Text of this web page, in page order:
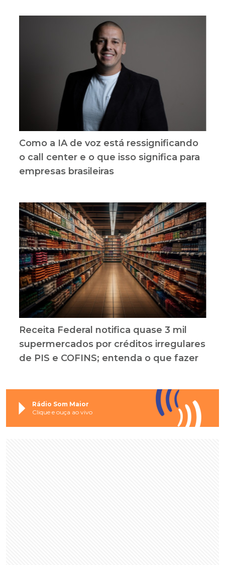
Como a IA de voz está ressignificando
o call center e o que isso significa para
empresas brasileiras
Receita Federal notifica quase 3 mil
supermercados por créditos irregulares
de PIS e COFINS; entenda o que fazer
Rádio Som Maior
Clique e ouça ao vivo